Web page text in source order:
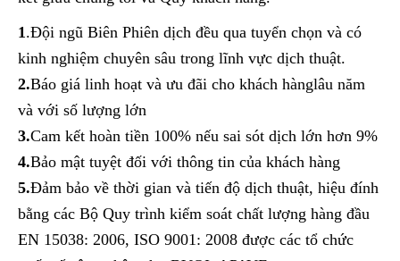
1.Đội ngũ Biên Phiên dịch đều qua tuyển chọn và có
kinh nghiệm chuyên sâu trong lĩnh vực dịch thuật.
2.Báo giá linh hoạt và ưu đãi cho khách hànglâu năm
và với số lượng lớn
3.Cam kết hoàn tiền 100% nếu sai sót dịch lớn hơn 9%
4.Bảo mật tuyệt đối với thông tin của khách hàng
5.Đảm bảo về thời gian và tiến độ dịch thuật, hiệu đính
bằng các Bộ Quy trình kiểm soát chất lượng hàng đầu
EN 15038: 2006, ISO 9001: 2008 được các tổ chức